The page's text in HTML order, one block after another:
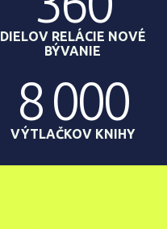
DIELOV RELÁCIE NOVÉ
BÝVANIE
8 000
VÝTLAČKOV KNIHY